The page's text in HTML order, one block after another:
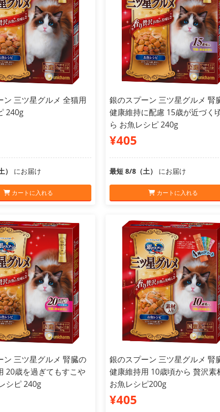
ン 三ツ星グルメ 全猫用
240g
） にお届け
カートに入れる
銀のスプーン 三ツ星グルメ 腎
健康維持に配慮 15歳が近づく
ら お魚レシピ 240g
¥405
最短 8/8（土） にお届け
カートに入れる
ン 三ツ星グルメ 腎臓の
20歳を過ぎてもすこや
シピ 240g
銀のスプーン 三ツ星グルメ 腎
健康維持用 10歳頃から 贅沢素
お魚レシピ200g
¥405